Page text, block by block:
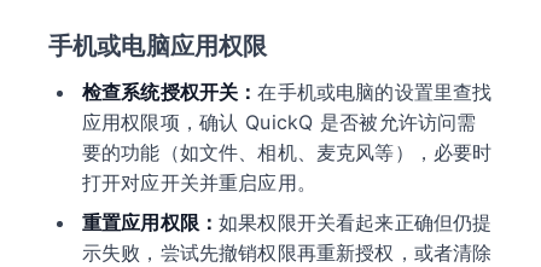
手机或电脑应用权限
检查系统授权开关：在手机或电脑的设置里查找
应用权限项，确认 QuickQ 是否被允许访问需
要的功能（如文件、相机、麦克风等），必要时
打开对应开关并重启应用。
重置应用权限：如果权限开关看起来正确但仍提
示失败，尝试先撤销权限再重新授权，或者清除